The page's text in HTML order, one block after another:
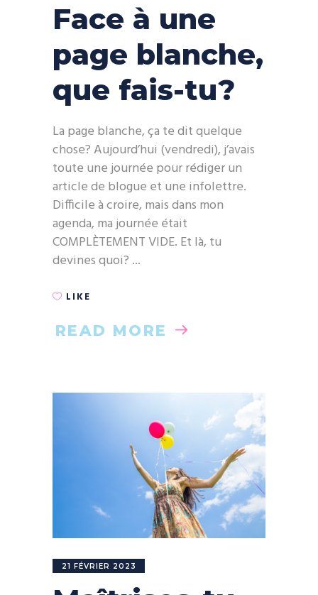
Face à une
page blanche,
que fais-tu?
La page blanche, ça te dit quelque
chose? Aujourd’hui (vendredi), j’avais
toute une journée pour rédiger un
article de blogue et une infolettre.
Difficile à croire, mais dans mon
agenda, ma journée était
COMPLÈTEMENT VIDE. Et là, tu
devines quoi?
LIKE
READ MORE
21 FÉVRIER 2023